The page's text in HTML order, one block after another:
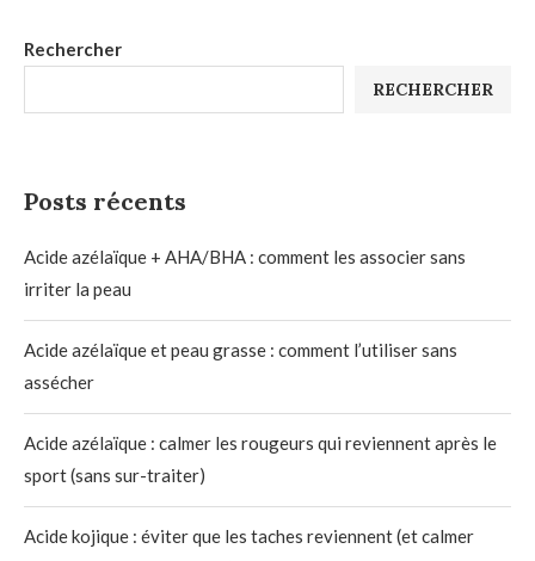
Rechercher
RECHERCHER
Posts récents
Acide azélaïque + AHA/BHA : comment les associer sans
irriter la peau
Acide azélaïque et peau grasse : comment l’utiliser sans
assécher
Acide azélaïque : calmer les rougeurs qui reviennent après le
sport (sans sur-traiter)
Acide kojique : éviter que les taches reviennent (et calmer